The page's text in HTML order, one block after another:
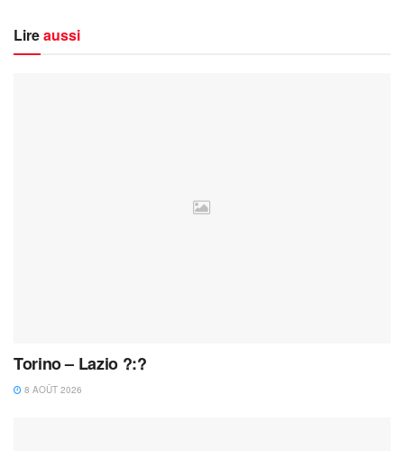
Lireaussi
Torino – Lazio ?:?
8 AOÛT 2026